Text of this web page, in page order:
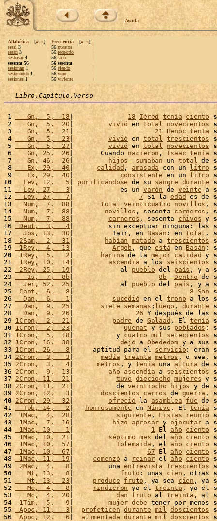
Ayuda
Alfabética [« »]
sesai 3
sesán 3
sesbasar4
sesenta 56
sesionan 1
sesionando 1
sesiones 1
Frecuencia [« »]
56 puestos
56 recuerdo
56 sacó
56 sesenta
56 siendo
56 vean
56 viviente
Libro,Capítulo,Verso
1
   Gn,  5,  18
| 18 Iéred tenía ciento
2
   Gn,  5,  20
| vivió en total novecientos
3
   Gn,  5,  21
| 21 Henoc tenía
4
   Gn,  5,  23
| vivió en total trescientos
5
   Gn,  5,  27
| vivió en total novecientos
6
   Gn, 25,  26
|       Cuando nacieron , Isaac tenía
7
   Gn, 46,  26
| hijos– sumaban un total de
8
   Ex, 29,  40
| calidad , amasada con un litro
9
   Ex, 29,  40
| consistente en un litro
10
  Lev, 12,   5
| purificándose de su sangre durante
11
  Lev, 27,   3
|            es un varón de veinte a
12
  Lev, 27,   7
| 7 Si la edad es de
13
  Num,  7,  88
| total veinticuatro novillos ,
14
  Num,  7,  88
| novillos, sesenta carneros ,
15
  Num,  7,  88
| carneros , sesenta chivos y
16
Deut,  3,   4|         sin exceptuar ninguna: las
17
  Jos, 13,  30
|          Iair, en Basán : en total,
18 2Sam,  2,  31 | habían matado a trescientos
19 1Rey,  4,  13 | Argob , que está en Basán :
20
1Rey,  5,   2 | harina de la mejor calidad y
21
1Rey, 10,  14| ascendía a los seiscientos
22
2Rey, 25,  19|            al pueblo del país, y a
23
   Is,  7,  8b
| 8b –Dentro de
24
  Jer, 52,  25
|            al pueblo del país , y a
25
Cant,  6,   8 | 8 Son
26
  Dan,  6,   1
| sucedió en el trono a los
27
  Dan,  9,  25
| siete semanas ; luego, durante
28
  Dan,  9,  26
| 26 Y después de las
29 1Cron,  2,  21 | padre de Galaad , El tenía
30 1Cron,  2,  23| Quenat y sus poblados :
31 1Cron,  5,  18 |           y cuatro mil setecientos
32 1Cron, 16,  38| dejó a Obededom y a sus
33 1Cron, 26,   8|     aptitud para el servicio : eran
34 2Cron,  3,   3 | medía treinta metros, o sea,
35 2Cron,  3,   4| metros , y tenía una altura de
36 2Cron,  9,  13 | año ascendía a seiscientos
37 2Cron, 11,  21 | tuvo dieciocho mujeres y
38 2Cron, 11,  21|           de veintiocho hijos y de
39 2Cron, 12,   3| doscientos carros de guerra ,
40 2Cron, 29,  32 | ofreció la asamblea fue de
41
  Tob, 14,   2
| honrosamente en Nínive . El tenía
42 1Mac,  4,  28 | siguiente, Lisias reunió
43 1Mac,  7,  16 | hizo apresar y ejecutar a
44 1Mac, 10,   1| 1 El año ciento
45 1Mac, 10,  21 | séptimo mes del año ciento
46 1Mac, 10,  57| Tolemaida, el año ciento
47
1Mac, 10,  67 | 67 El año ciento
48 1Mac, 11,  19 | comenzó a reinar el año ciento
49
2Mac,  4,   8|         una entrevista trescientos
50
   Mt, 13,   8
| fruto : unas cien , otras
51
   Mt, 13,  23
| produce fruto , ya sea cien , ya
52
   Mc,  4,   8
| rindieron ya el treinta, ya el
53
   Mc,  4,  20
| dan fruto al treinta , al
54 1Tim,  5,   9 | mujer debe tener por menos
55
Apoc, 11,   3| profeticen durante mil doscientos
56 Apoc, 12,   6| alimentada durante mil doscientos